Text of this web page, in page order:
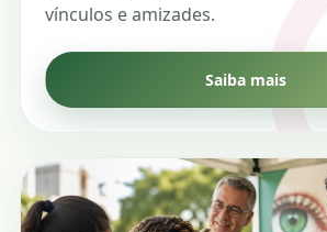
vínculos e amizades.
Saiba mais